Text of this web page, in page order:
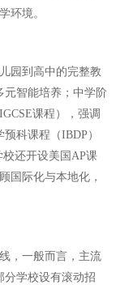
环境。
园到高中的完整教
元智能培养；中学阶
课程），强调
科课程（IBDP）
还开设美国AP课
国际化与本地化，
，一般而言，主流
分学校设有滚动招